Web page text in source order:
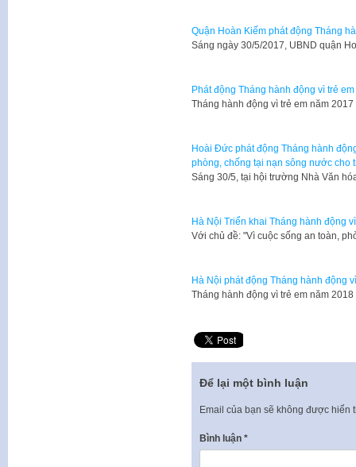
Quận Hoàn Kiếm phát động Tháng
Sáng ngày 30/5/2017, UBND quận
Phát động Tháng hành động vì trẻ
Tháng hành động vì trẻ em năm
Hoài Đức phát động Tháng hành
phòng, chống tại nạn sông nước cho
Sáng 30/5, tại hội trường Nhà Văn
Hà Nội Triển khai Tháng hành động
Với chủ đề: "Vì cuộc sống an toàn,
Hà Nội phát động Tháng hành động
Tháng hành động vì trẻ em năm
Để lại một bình luận
Email của bạn sẽ không được hiển
Bình luận *